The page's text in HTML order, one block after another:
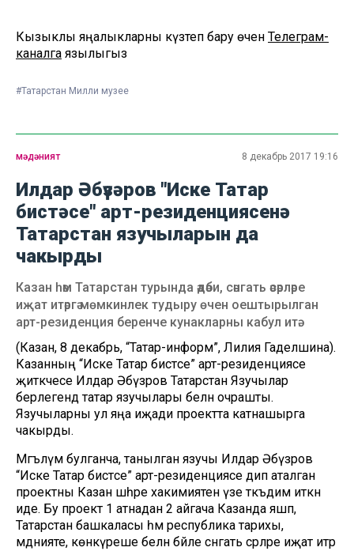
Кызыклы яңалыкларны күзәтеп бару өчен Телеграм-
каналга язылыгыз
#Татарстан Милли музее
мәдәният 8 декабрь 2017 19:16
Илдар Әбүзәров "Иске Татар
бистәсе" арт-резиденциясенә
Татарстан язучыларын да
чакырды
Казан һәм Татарстан турында әдәби, сәнгать әсәрләре
иҗат итәргә мөмкинлек тудыру өчен оештырылган
арт-резиденция беренче кунакларны кабул итә.
(Казан, 8 декабрь, “Татар-информ”, Лилия Гаделшина).
Казанның “Иске Татар бистәсе” арт-резиденциясе
җитәкчесе Илдар Әбүзәров Татарстан Язучылар
берлегендә татар язучылары белән очрашты.
Язучыларны ул яңа иҗади проектта катнашырга
чакырды.
Мәгълүм булганча, танылган язучы Илдар Әбүзәров
“Иске Татар бистәсе” арт-резиденциясе дип аталган
проектны Казан шәһәре хакимиятенә үзе тәкъдим иткән
иде. Бу проект 1 атнадан 2 айгача Казанда яшәп,
Татарстан башкаласы һәм республика тарихы,
мәдәнияте, көнкүреше белән бәйле сәнгать әсәрләре иҗат итәр